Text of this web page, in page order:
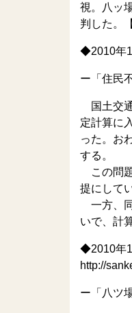
視。八ッ
判した。
◆2010年
ー「住民
国土交
定計算に
った。お
する。
この問
提にして
一方、
いで、計
◆2010年
http://
ー「八ツ